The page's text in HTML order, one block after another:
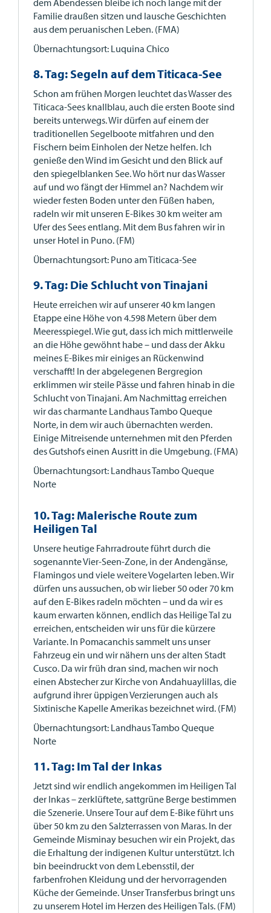
dem Abendessen bleibe ich noch lange mit der
Familie draußen sitzen und lausche Geschichten
aus dem peruanischen Leben. (FMA)
Übernachtungsort: Luquina Chico
8. Tag: Segeln auf dem Titicaca-See
Schon am frühen Morgen leuchtet das Wasser des
Titicaca-Sees knallblau, auch die ersten Boote sind
bereits unterwegs. Wir dürfen auf einem der
traditionellen Segelboote mitfahren und den
Fischern beim Einholen der Netze helfen. Ich
genieße den Wind im Gesicht und den Blick auf
den spiegelblanken See. Wo hört nur das Wasser
auf und wo fängt der Himmel an? Nachdem wir
wieder festen Boden unter den Füßen haben,
radeln wir mit unseren E-Bikes 30 km weiter am
Ufer des Sees entlang. Mit dem Bus fahren wir in
unser Hotel in Puno. (FM)
Übernachtungsort: Puno am Titicaca-See
9. Tag: Die Schlucht von Tinajani
Heute erreichen wir auf unserer 40 km langen
Etappe eine Höhe von 4.598 Metern über dem
Meeresspiegel. Wie gut, dass ich mich mittlerweile
an die Höhe gewöhnt habe – und dass der Akku
meines E-Bikes mir einiges an Rückenwind
verschafft! In der abgelegenen Bergregion
erklimmen wir steile Pässe und fahren hinab in die
Schlucht von Tinajani. Am Nachmittag erreichen
wir das charmante Landhaus Tambo Queque
Norte, in dem wir auch übernachten werden.
Einige Mitreisende unternehmen mit den Pferden
des Gutshofs einen Ausritt in die Umgebung. (FMA)
Übernachtungsort: Landhaus Tambo Queque
Norte
10. Tag: Malerische Route zum
Heiligen Tal
Unsere heutige Fahrradroute führt durch die
sogenannte Vier-Seen-Zone, in der Andengänse,
Flamingos und viele weitere Vogelarten leben. Wir
dürfen uns aussuchen, ob wir lieber 50 oder 70 km
auf den E-Bikes radeln möchten – und da wir es
kaum erwarten können, endlich das Heilige Tal zu
erreichen, entscheiden wir uns für die kürzere
Variante. In Pomacanchis sammelt uns unser
Fahrzeug ein und wir nähern uns der alten Stadt
Cusco. Da wir früh dran sind, machen wir noch
einen Abstecher zur Kirche von Andahuaylillas, die
aufgrund ihrer üppigen Verzierungen auch als
Sixtinische Kapelle Amerikas bezeichnet wird. (FM)
Übernachtungsort: Landhaus Tambo Queque
Norte
11. Tag: Im Tal der Inkas
Jetzt sind wir endlich angekommen im Heiligen Tal
der Inkas – zerklüftete, sattgrüne Berge bestimmen
die Szenerie. Unsere Tour auf dem E-Bike führt uns
über 50 km zu den Salzterrassen von Maras. In der
Gemeinde Misminay besuchen wir ein Projekt, das
die Erhaltung der indigenen Kultur unterstützt. Ich
bin beeindruckt von dem Lebensstil, der
farbenfrohen Kleidung und der hervorragenden
Küche der Gemeinde. Unser Transferbus bringt uns
zu unserem Hotel im Herzen des Heiligen Tals. (FM)